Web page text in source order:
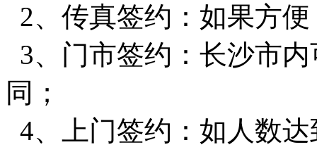
2、传真签约：如果方
3、门市签约：长沙市
同；
4、上门签约：如人数